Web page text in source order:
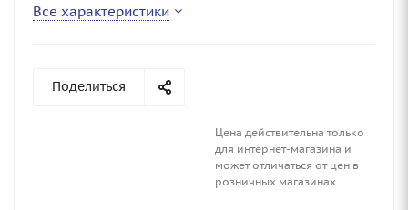
Все характеристики
Поделиться
Цена действительна только
для интернет-магазина и
может отличаться от цен в
розничных магазинах